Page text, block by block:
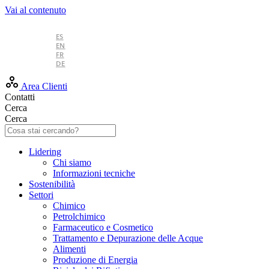
Vai al contenuto
ES
EN
FR
DE
Area Clienti
Contatti
Cerca
Cerca
Lidering
Chi siamo
Informazioni tecniche
Sostenibilità
Settori
Chimico
Petrolchimico
Farmaceutico e Cosmetico
Trattamento e Depurazione delle Acque
Alimenti
Produzione di Energia